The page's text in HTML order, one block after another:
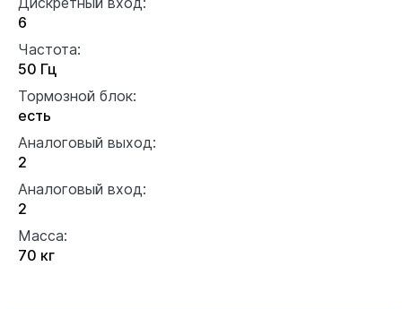
6
Частота:
50 Гц
Тормозной блок:
есть
Аналоговый выход:
2
Аналоговый вход:
2
Масса:
70 кг